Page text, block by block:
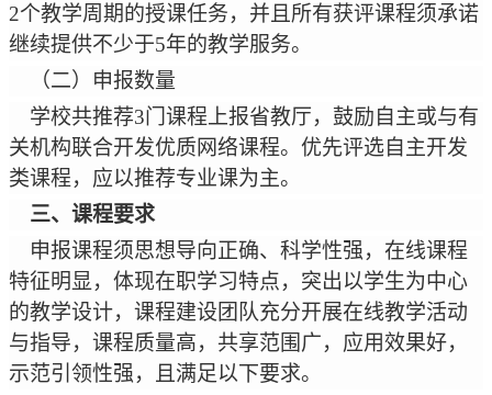
2个教学周期的授课任务，并且所有获评课程须承诺
继续提供不少于5年的教学服务。
（二）申报数量
学校共推荐3门课程上报省教厅，鼓励自主或与有
关机构联合开发优质网络课程。优先评选自主开发
类课程，应以推荐专业课为主。
三、课程要求
申报课程须思想导向正确、科学性强，在线课程
特征明显，体现在职学习特点，突出以学生为中心
的教学设计，课程建设团队充分开展在线教学活动
与指导，课程质量高，共享范围广，应用效果好，
示范引领性强，且满足以下要求。